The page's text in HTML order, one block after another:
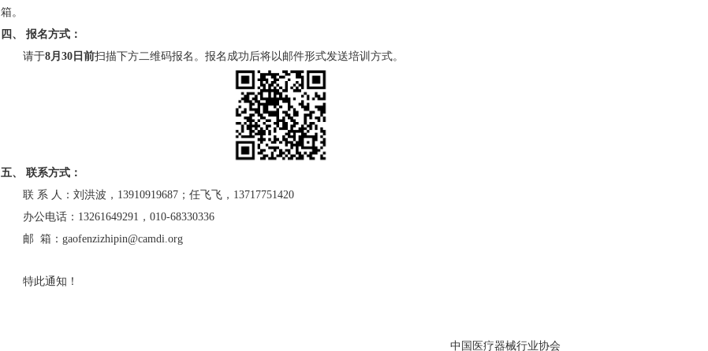
箱。
四、 报名方式：
请于8月30日前扫描下方二维码报名。报名成功后将以邮件形式发送培训方式。
五、 联系方式：
联 系 人：刘洪波，13910919687；任飞飞，13717751420
办公电话：13261649291，010-68330336
邮 箱：gaofenzizhipin@camdi.org
特此通知！
中国医疗器械行业协会